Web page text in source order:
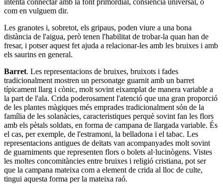
com en vulguem dir.
Les granotes i, sobretot, els gripaus, poden viure a una bona
distància de l'aigua, però tenen l'habilitat de trobar-la quan han de
fresar, i potser aquest fet ajuda a relacionar-les amb les bruixes i amb
els saurins en general.
Barret. Les representacions de bruixes, bruixots i fades
tradicionalment mostren un personatge guarnit amb un barret
típicament llarg i cònic, molt sovint eixamplat de manera variable a
la part de l'ala. Crida poderosament l'atenció que una gran proporció
de les plantes màgiques més emprades tradicionalment són de la
família de les solanàcies, caracteristiques perquè sovint fan les flors
amb els pètals soldats, en forma de campana de llargada variable. És
el cas, per exemple, de l'estramoni, la belladona i el tabac. Les
representacions antigues de deïtats van acompanyades molt sovint
de guarniments que representen flors o bolets al·lucinògens. Vistes
les moltes concomitàncies entre bruixes i religió cristiana, pot ser
que la campana mateixa com a element de crida al lloc de culte,
tingui aquesta forma per la mateixa raó.